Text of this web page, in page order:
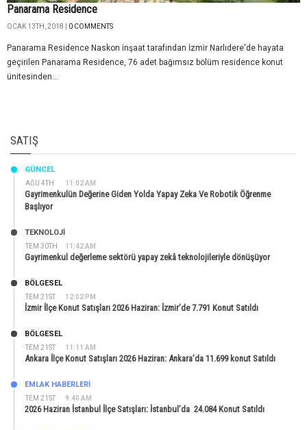
Panarama Residence
OCAK 13TH, 2018 | 0 COMMENTS
Panarama Residence Naskon inşaat tarafından İzmir Narlıdere'de hayata
geçirilen Panarama Residence, 76 adet bağımsız bölüm residence konut
ünitesinden...
SATIŞ
AĞU 4TH 11:02 AM
GÜNCEL
Gayrimenkulün Değerine Giden Yolda Yapay Zeka Ve Robotik Öğrenme
Başlıyor
TEM 30TH 11:42 AM
TEKNOLOJİ
Gayrimenkul değerleme sektörü yapay zekâ teknolojileriyle dönüşüyor
TEM 21ST 12:02 PM
BÖLGESEL
İzmir İlçe Konut Satışları 2026 Haziran: İzmir’de 7.791 Konut Satıldı
TEM 21ST 11:11 AM
BÖLGESEL
Ankara İlçe Konut Satışları 2026 Haziran: Ankara’da 11.699 konut Satıldı
TEM 21ST 9:40 AM
EMLAK HABERLERI
2026 Haziran İstanbul İlçe Satışları: İstanbul’da 24.084 Konut Satıldı